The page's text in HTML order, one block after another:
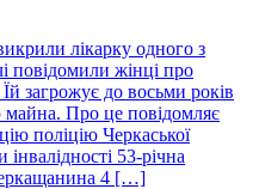
лікарку одного з
повідомили жінці про
загрожує до восьми років
майна. Про це повідомляє
поліцію Черкаської
53-річна
4 […]